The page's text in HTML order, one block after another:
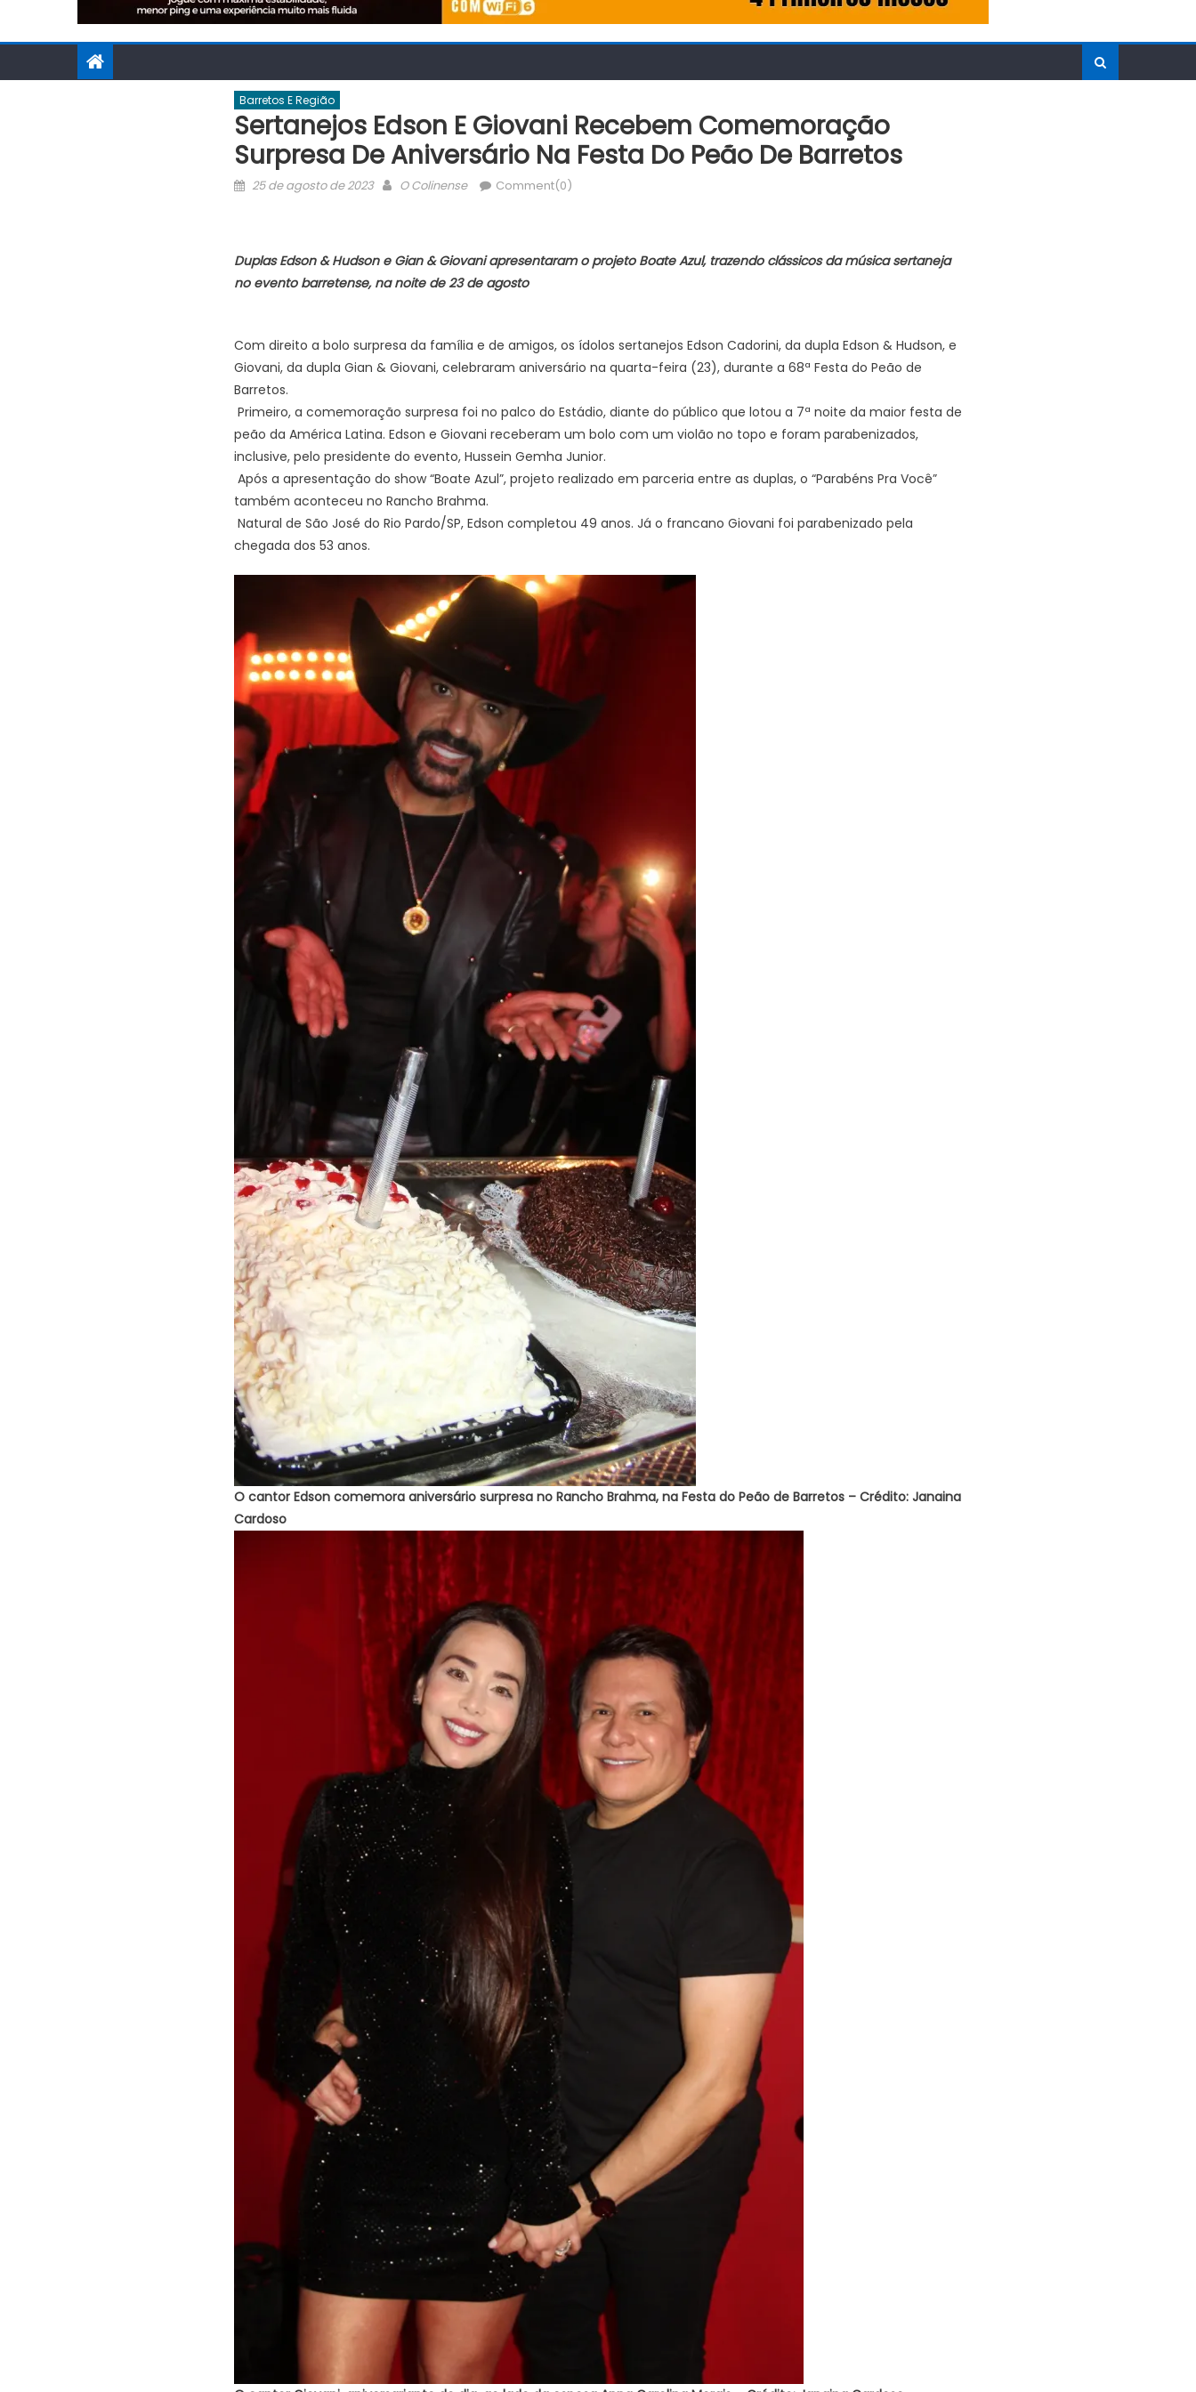
Barretos E Região
Sertanejos Edson E Giovani Recebem Comemoração
Surpresa De Aniversário Na Festa Do Peão De Barretos
Posted
25 de agosto de 2023 Author
O Colinense Comment(0)
Duplas Edson & Hudson e Gian & Giovani apresentaram o projeto Boate Azul, trazendo clássicos da música sertaneja
no evento barretense, na noite de 23 de agosto
Com direito a bolo surpresa da família e de amigos, os ídolos sertanejos Edson Cadorini, da dupla Edson & Hudson, e
Giovani, da dupla Gian & Giovani, celebraram aniversário na quarta-feira (23), durante a 68ª Festa do Peão de
Barretos.
Primeiro, a comemoração surpresa foi no palco do Estádio, diante do público que lotou a 7ª noite da maior festa de
peão da América Latina. Edson e Giovani receberam um bolo com um violão no topo e foram parabenizados,
inclusive, pelo presidente do evento, Hussein Gemha Junior.
Após a apresentação do show “Boate Azul”, projeto realizado em parceria entre as duplas, o “Parabéns Pra Você”
também aconteceu no Rancho Brahma.
Natural de São José do Rio Pardo/SP, Edson completou 49 anos. Já o francano Giovani foi parabenizado pela
chegada dos 53 anos.
O cantor Edson comemora aniversário surpresa no Rancho Brahma, na Festa do Peão de Barretos – Crédito: Janaina
Cardoso